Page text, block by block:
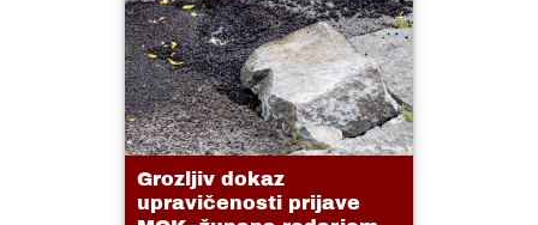
Grozljiv dokaz
upravičenosti prijave